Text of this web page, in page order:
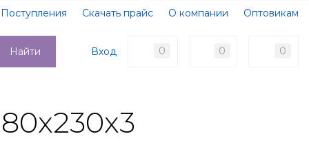
Поступления Скачать прайс О компании
Оптовикам
Доставка
Контакты
Вход 0 0 0
Найти